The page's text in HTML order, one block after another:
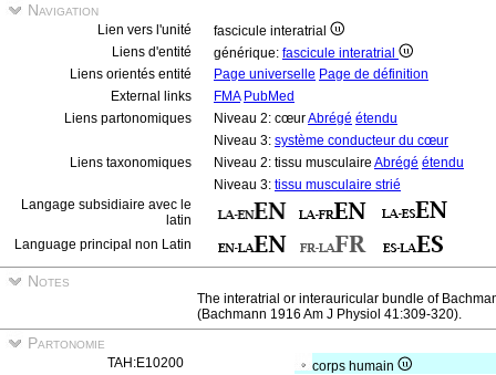
Navigation
Lien vers l'unité
fascicule interatrial
Liens d'entité
générique: fascicule interatrial
Liens orientés entité
Page universelle Page de définition
External links
FMA PubMed
Liens partonomiques
Niveau 2: cœurAbrégé étendu
Niveau 3: système conducteur du cœur
Liens taxonomiques
Niveau 2: tissu musculaire Abrégé étendu
Niveau 3: tissu musculaire strié
Langage subsidiaire avec le
latin
Language principal non Latin
Notes
The interatrial or interauricular bundle of
(Bachmann 1916 Am J Physiol 41:309-320).
Partonomie
TAH:E10200
corps humain